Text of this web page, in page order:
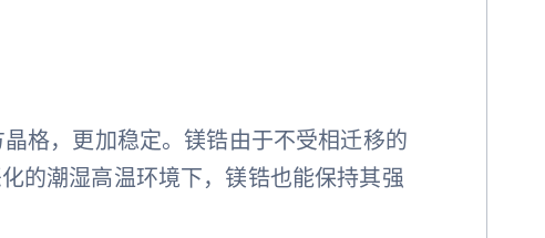
格，更加稳定。镁锆由于不受相迁移的
的潮湿高温环境下，镁锆也能保持其强